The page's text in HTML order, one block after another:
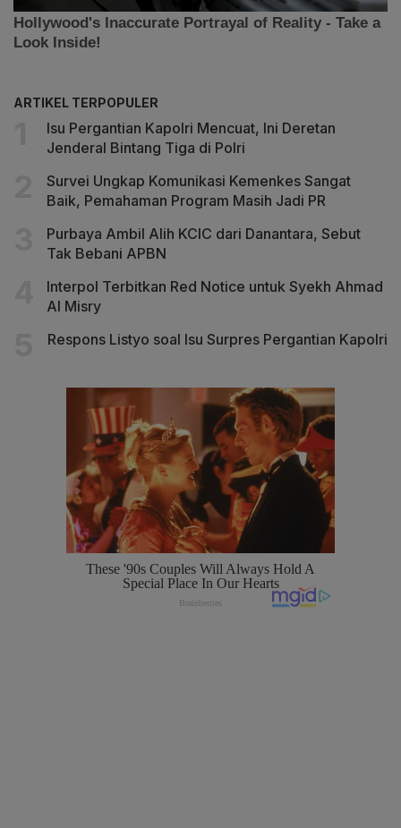
ARTIKEL TERPOPULER
Isu Pergantian Kapolri Mencuat, Ini Deretan
Jenderal Bintang Tiga di Polri
Survei Ungkap Komunikasi Kemenkes Sangat
Baik, Pemahaman Program Masih Jadi PR
Purbaya Ambil Alih KCIC dari Danantara, Sebut
Tak Bebani APBN
Interpol Terbitkan Red Notice untuk Syekh Ahmad
Al Misry
Respons Listyo soal Isu Surpres Pergantian Kapolri